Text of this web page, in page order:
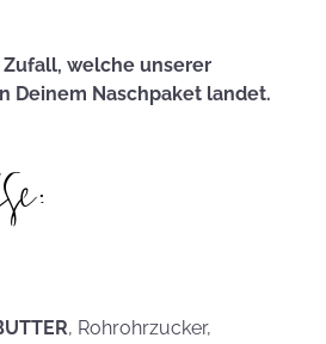
welche unserer
Deinem Naschpaket landet.
, Rohrohrzucker,